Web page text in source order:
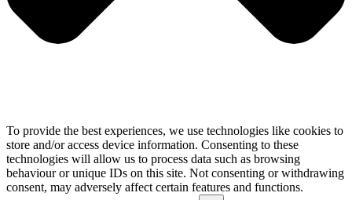
To provide the best experiences, we use technologies like cookies to
store and/or access device information. Consenting to these
technologies will allow us to process data such as browsing
behaviour or unique IDs on this site. Not consenting or withdrawing
consent, may adversely affect certain features and functions.